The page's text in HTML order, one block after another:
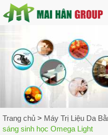
Trang chủ > Máy Trị Liệu Da
sáng sinh học Omega Light